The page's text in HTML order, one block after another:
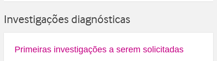
Investigações diagnósticas
Primeiras investigações a serem solicitadas